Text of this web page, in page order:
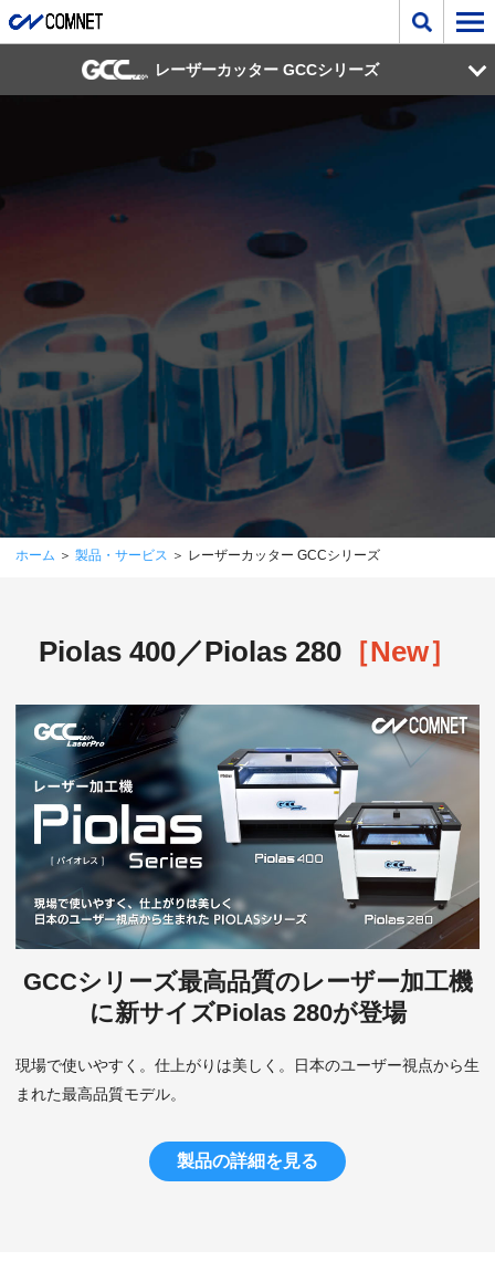
レーザーカッター GCCシリーズ
ホーム ＞ 製品・サービス ＞ レーザーカッター GCCシリーズ
Piolas 400／Piolas 280［New］
GCCシリーズ最高品質のレーザー加工機
に新サイズPiolas 280が登場
現場で使いやすく。仕上がりは美しく。
日本のユーザー視点から生
まれた最高品質モデル。
製品の詳細を見る